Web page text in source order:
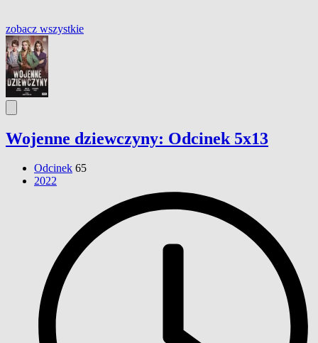
zobacz wszystkie
Wojenne dziewczyny: Odcinek 5x13
Odcinek 65
2022